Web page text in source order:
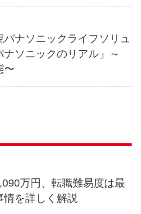
パナソニックライフソリュ
ソニックのリアル」～
〜
万円、転職難易度は最
を詳しく解説